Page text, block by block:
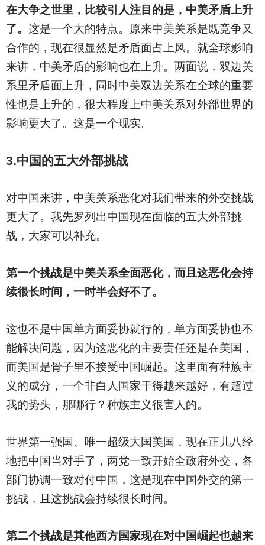
在大争之世里，比较引人注目的是，中美矛盾上升
了。 这是一个大的特点。原来中美关系是既竞争又
合作的，现在很显然是矛盾面占上风。就全球影响
来讲，中美矛盾的影响也在上升。两面说，双边关
系里矛盾面上升，同时中美双边关系在全球的重要
性也是上升的，很大程度上中美关系对外部世界的
影响更大了。这是一个现实。
3.中国的五大外部挑战
对中国来讲，中美关系恶化对我们带来的外交挑战
更大了。我先罗列出中国现在面临的五大外部挑
战，大家可以补充。
第一个挑战是中美关系全面恶化，而且这恶化会持
续很长时间，一时半会好不了。
这也不是中国单方面妥协就行的，单方面妥协也不
能解决问题，因为这恶化的主要责任还是在美国，
而美国是骨子里不接受中国崛起。这里面有种族主
义的成分，一个非白人国家干得越来越好，有超过
我的势头，那哪行？种族主义很害人的。
世界第一强国、唯一超级大国美国，现在正儿八经
地把中国当对手了，两党一致开始全政府外交，各
部门协调一致对付中国，这是现在中国外交的第一
挑战，且这挑战会持续很长时间。
第二个挑战是其他西方国家现在对中国崛起也越来